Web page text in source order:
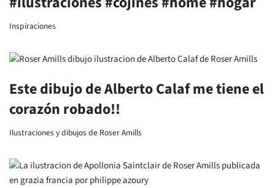
Inspiraciones
Este dibujo de Alberto Calaf me tiene el
corazón robado!!
Ilustraciones y dibujos de Roser Amills